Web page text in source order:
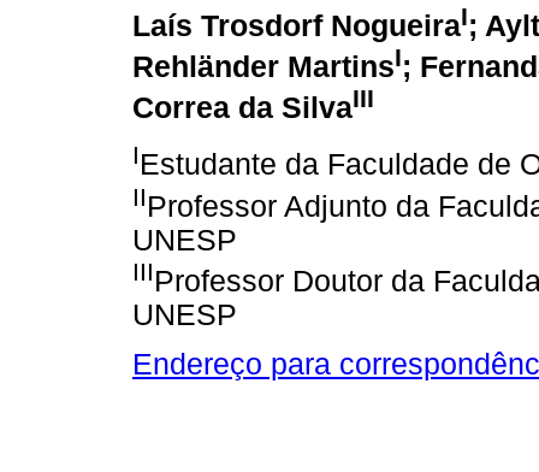
Laís Trosdorf NogueiraI;
Rehländer MartinsI;
Correa da SilvaIII
IEstudante da Faculdade de
IIProfessor Adjunto da
UNESP
IIIProfessor Doutor da
UNESP
Endereço para